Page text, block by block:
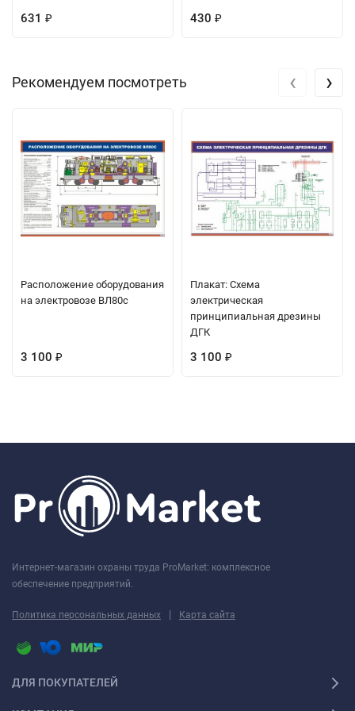
631 ₽ 430 ₽
Рекомендуем посмотреть
Расположение оборудования
на электровозе ВЛ80с
3 100 ₽
Плакат: Схема
электрическая
принципиальная дрезины
ДГК
3 100 ₽
‹ ›
Интернет-магазин охраны труда ProMarket: комплексное
обеспечение предприятий.
Политика персональных данных | Карта сайта
ДЛЯ ПОКУПАТЕЛЕЙ